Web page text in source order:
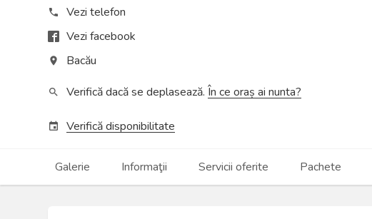
phone
Vezi telefon
Vezi facebook
place Bacău
search Verifică dacă se deplasează. În ce oraș ai nunta?
event Verifică disponibilitate
Galerie Informaţii Servicii oferite Pachete